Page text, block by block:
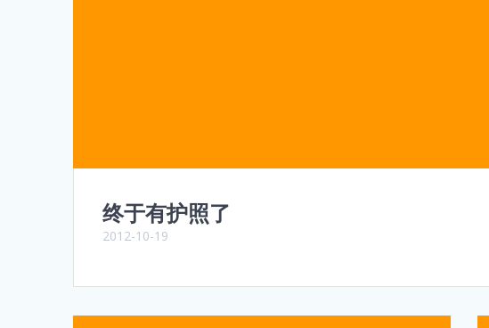
终于有护照了
2012-10-19